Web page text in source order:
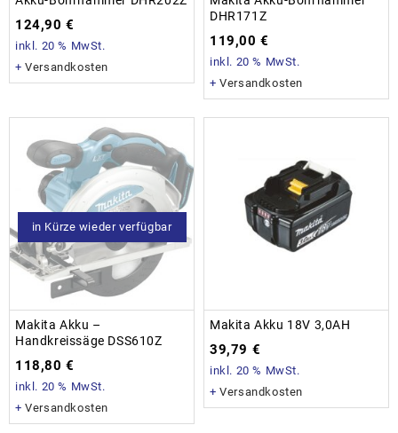
124,90€
inkl. 20 % MwSt.
+Versandkosten
DHR171Z
119,00€
inkl. 20 % MwSt.
+Versandkosten
in Kürze wieder verfügbar
Makita Akku –
Handkreissäge DSS610Z
118,80€
inkl. 20 % MwSt.
+Versandkosten
Makita Akku 18V 3,0AH
39,79 €
inkl. 20 % MwSt.
+Versandkosten